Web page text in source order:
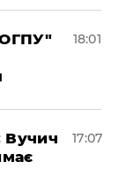
18:01
Вучич
17:07